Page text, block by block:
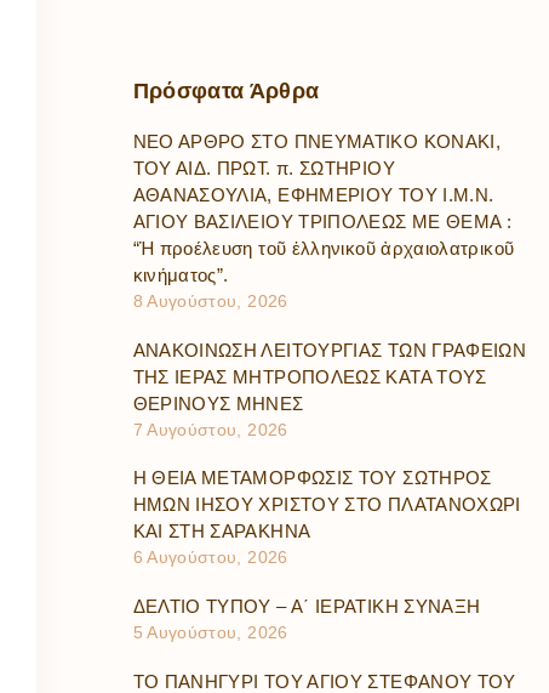
Πρόσφατα Άρθρα
ΝΕΟ ΑΡΘΡΟ ΣΤΟ ΠΝΕΥΜΑΤΙΚΟ ΚΟΝΑΚΙ,
ΤΟΥ ΑΙΔ. ΠΡΩΤ. π. ΣΩΤΗΡΙΟΥ
ΑΘΑΝΑΣΟΥΛΙΑ, ΕΦΗΜΕΡΙΟΥ ΤΟΥ Ι.Μ.Ν.
ΑΓΙΟΥ ΒΑΣΙΛΕΙΟΥ ΤΡΙΠΟΛΕΩΣ ΜΕ ΘΕΜΑ :
“Ἡ προέλευση τοῦ ἑλληνικοῦ ἀρχαιολατρικοῦ
κινήματος”.
8 Αυγούστου, 2026
ΑΝΑΚΟΙΝΩΣΗ ΛΕΙΤΟΥΡΓΙΑΣ ΤΩΝ ΓΡΑΦΕΙΩΝ
ΤΗΣ ΙΕΡΑΣ ΜΗΤΡΟΠΟΛΕΩΣ ΚΑΤΑ ΤΟΥΣ
ΘΕΡΙΝΟΥΣ ΜΗΝΕΣ
7 Αυγούστου, 2026
Η ΘΕΙΑ ΜΕΤΑΜΟΡΦΩΣΙΣ ΤΟΥ ΣΩΤΗΡΟΣ
ΗΜΩΝ ΙΗΣΟΥ ΧΡΙΣΤΟΥ ΣΤΟ ΠΛΑΤΑΝΟΧΩΡΙ
ΚΑΙ ΣΤΗ ΣΑΡΑΚΗΝΑ
6 Αυγούστου, 2026
ΔΕΛΤΙΟ ΤΥΠΟΥ – Α΄ ΙΕΡΑΤΙΚΗ ΣΥΝΑΞΗ
5 Αυγούστου, 2026
ΤΟ ΠΑΝΗΓΥΡΙ ΤΟΥ ΑΓΙΟΥ ΣΤΕΦΑΝΟΥ ΤΟΥ